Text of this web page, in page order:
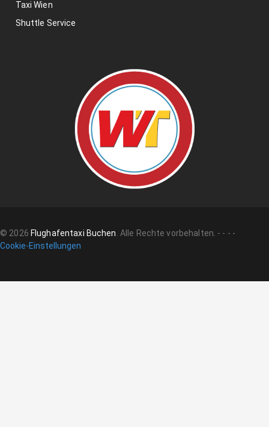
Taxi Wien
Shuttle Service
© 2026 Flughafentaxi Buchen. Alle Rechte vorbehalten. - - - -
Cookie-Einstellungen